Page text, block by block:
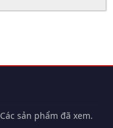
Các sản phẩm đã xem.